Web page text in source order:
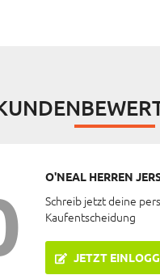
O'NEAL HERREN
Schreib jetzt deine
Kaufentscheidung
JETZT